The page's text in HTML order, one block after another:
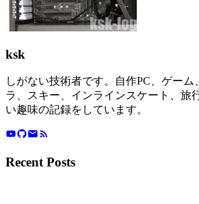
ksk
しがない技術者です。自作PC、ゲーム
ラ、スキー、インラインスケート、旅
い趣味の記録をしています。
Recent Posts